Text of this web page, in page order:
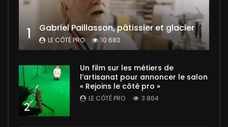
1 Gabriel Paillasson, pâtissier et glacier
LE CÔTÉ PRO 10 683
2
Un film sur les métiers de
l’artisanat pour annoncer le salon
« Rejoins le côté pro »
LE CÔTÉ PRO 3 864